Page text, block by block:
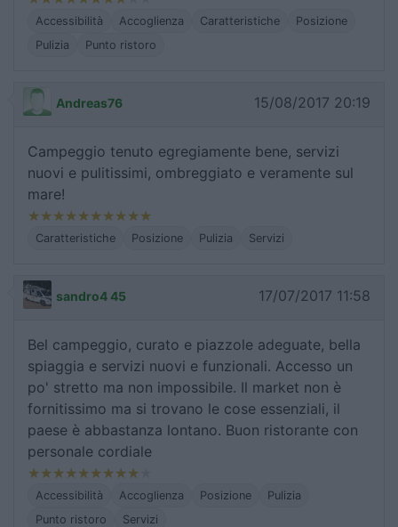
Accessibilità Accoglienza Caratteristiche
Posizione
Pulizia
Punto ristoro
Andreas76 15/08/2017 20:19
Campeggio tenuto egregiamente bene, servizi
nuovi e pulitissimi, ombreggiato e veramente sul
mare!
Caratteristiche Posizione Pulizia Servizi
sandro4 45 17/07/2017 11:58
Bel campeggio, curato e piazzole adeguate, bella
spiaggia e servizi nuovi e funzionali. Accesso un
po' stretto ma non impossibile. Il market non è
fornitissimo ma si trovano le cose essenziali, il
paese è abbastanza lontano. Buon ristorante con
personale cordiale
Accessibilità Accoglienza Posizione
Pulizia
Punto ristoro
Servizi